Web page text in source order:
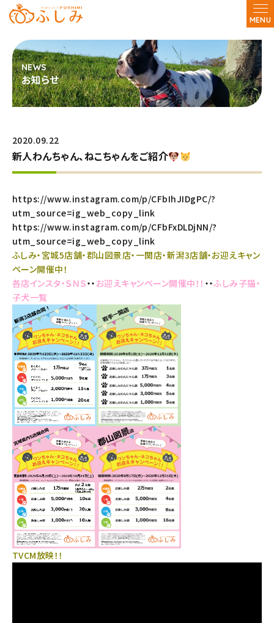
MENU
お知らせ
2020.09.22
新人わんちゃん、ねこちゃんをご紹介
https://www.instagram.com/p/CFbIhJIDgPC/?
utm_source=ig_web_copy_link
https://www.instagram.com/p/CFbFxDLDjNN/?
utm_source=ig_web_copy_link
ふしみ・宮城5店舗・郡山図景店・一関店・新潟3店舗・お迎えキャン
ペーン開催中！
各店インスタ・ＳＮＳ・・ お迎えキャンペーン開催中！！ ・・ふしみ子猫・
子犬一覧
TVCM放映！！